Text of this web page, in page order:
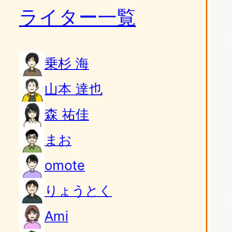
ライター一覧
乗杉 海
山本 達也
森 祐佳
まお
omote
りょうとく
Ami